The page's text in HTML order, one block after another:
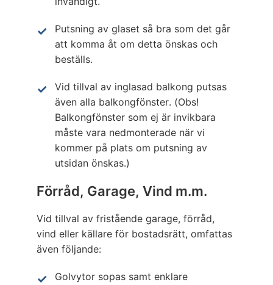
Putsning av glaset så bra som det går
att komma åt om detta önskas och
beställs.
Vid tillval av inglasad balkong putsas
även alla balkongfönster. (Obs!
Balkongfönster som ej är invikbara
måste vara nedmonterade när vi
kommer på plats om putsning av
utsidan önskas.)
Förråd, Garage, Vind m.m.
Vid tillval av fristående garage, förråd,
vind eller källare för bostadsrätt, omfattas
även följande:
Golvytor sopas samt enklare